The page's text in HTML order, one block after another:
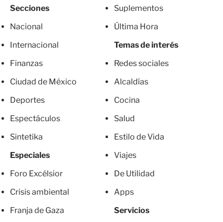
Secciones
Nacional
Internacional
Finanzas
Ciudad de México
Deportes
Espectáculos
Sintetika
Especiales
Foro Excélsior
Crisis ambiental
Franja de Gaza
Suplementos
Última Hora
Temas de interés
Redes sociales
Alcaldías
Cocina
Salud
Estilo de Vida
Viajes
De Utilidad
Apps
Servicios